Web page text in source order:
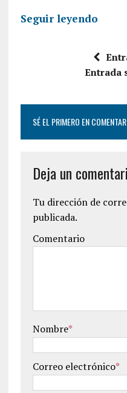
Seguir leyendo
Entrada
SÉ EL PRIMERO EN COMENTAR
Deja un
Tu dirección de
publicada.
Comentario
Nombre*
Correo electrónico*